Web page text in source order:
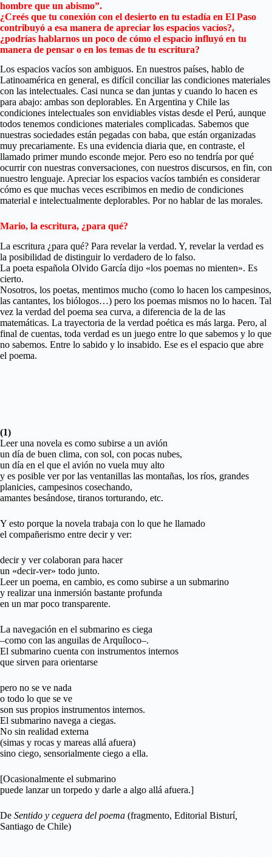
hombre que un abismo”.
¿Creés que tu conexión con el desierto en tu estadía en El Paso
contribuyó a esa manera de apreciar los espacios vacíos?,
¿podrías hablarnos un poco de cómo el espacio influyó en tu
manera de pensar o en los temas de tu escritura?
Los espacios vacíos son ambiguos. En nuestros países, hablo de
Latinoamérica en general, es difícil conciliar las condiciones materiales
con las intelectuales. Casi nunca se dan juntas y cuando lo hacen es
para abajo: ambas son deplorables. En Argentina y Chile las
condiciones intelectuales son envidiables vistas desde el Perú, aunque
todos tenemos condiciones materiales complicadas. Sabemos que
nuestras sociedades están pegadas con baba, que están organizadas
muy precariamente. Es una evidencia diaria que, en contraste, el
llamado primer mundo esconde mejor. Pero eso no tendría por qué
ocurrir con nuestras conversaciones, con nuestros discursos, en fin, con
nuestro lenguaje. Apreciar los espacios vacíos también es considerar
cómo es que muchas veces escribimos en medio de condiciones
material e intelectualmente deplorables. Por no hablar de las morales.
Mario, la escritura, ¿para qué?
La escritura ¿para qué? Para revelar la verdad. Y, revelar la verdad es
la posibilidad de distinguir lo verdadero de lo falso.
La poeta española Olvido García dijo «los poemas no mienten». Es
cierto.
Nosotros, los poetas, mentimos mucho (como lo hacen los campesinos,
las cantantes, los biólogos…) pero los poemas mismos no lo hacen. Tal
vez la verdad del poema sea curva, a diferencia de la de las
matemáticas. La trayectoria de la verdad poética es más larga. Pero, al
final de cuentas, toda verdad es un juego entre lo que sabemos y lo que
no sabemos. Entre lo sabido y lo insabido. Ese es el espacio que abre
el poema.
(1)
Leer una novela es como subirse a un avión
un día de buen clima, con sol, con pocas nubes,
un día en el que el avión no vuela muy alto
y es posible ver por las ventanillas las montañas, los ríos, grandes
planicies, campesinos cosechando,
amantes besándose, tiranos torturando, etc.
Y esto porque la novela trabaja con lo que he llamado
el compañerismo entre decir y ver:
decir y ver colaboran para hacer
un «decir-ver» todo junto.
Leer un poema, en cambio, es como subirse a un submarino
y realizar una inmersión bastante profunda
en un mar poco transparente.
La navegación en el submarino es ciega
–como con las anguilas de Arquíloco–.
El submarino cuenta con instrumentos internos
que sirven para orientarse
pero no se ve nada
o todo lo que se ve
son sus propios instrumentos internos.
El submarino navega a ciegas.
No sin realidad externa
(simas y rocas y mareas allá afuera)
sino ciego, sensorialmente ciego a ella.
[Ocasionalmente el submarino
puede lanzar un torpedo y darle a algo allá afuera.]
De Sentido y ceguera del poema (fragmento, Editorial Bisturí,
Santiago de Chile)